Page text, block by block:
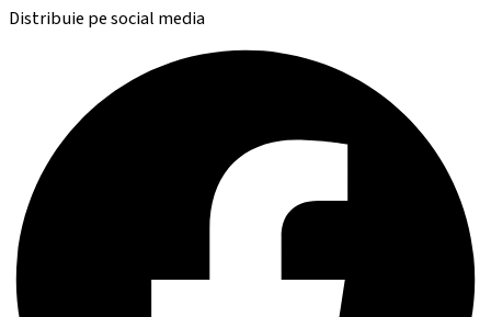
Distribuie pe social media